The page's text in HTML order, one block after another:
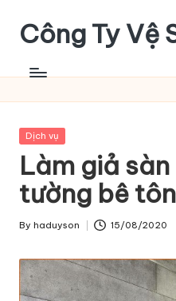
Skip
content
Công Ty Vệ
Posted
Dịch vụ
Làm giả
tường bê
Posted
By haduyson 15/08/2020